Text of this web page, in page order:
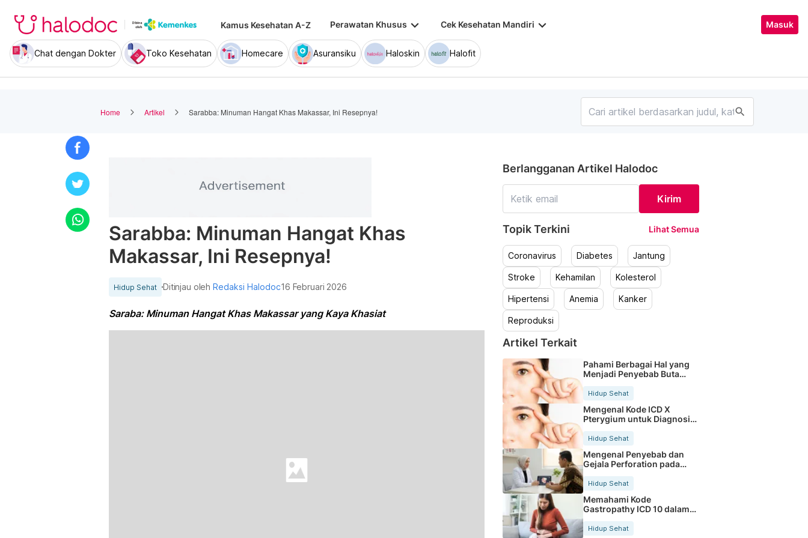
Kamus Kesehatan A-Z Perawatan Khusus keyboard_arrow_down Cek Kesehatan Mandiri keyboard_arrow_down Masuk
Chat dengan Dokter Toko Kesehatan Homecare Asuransiku Haloskin Halofit
Home Artikel Sarabba: Minuman Hangat Khas Makassar, Ini Resepnya! search
Sarabba: Minuman Hangat Khas
Makassar, Ini Resepnya!
Hidup Sehat Ditinjau olehRedaksi Halodoc16 Februari 2026
Saraba: Minuman Hangat Khas Makassar yang Kaya Khasiat
Berlangganan Artikel Halodoc
Kirim
Topik Terkini Lihat Semua
Coronavirus Diabetes Jantung
Stroke Kehamilan Kolesterol
Hipertensi Anemia Kanker
Reproduksi
Artikel Terkait
Pahami Berbagai Hal yang
Menjadi Penyebab Buta
Hidup Sehat
Mengenal Kode ICD X
Pterygium untuk Diagnosis
Hidup Sehat
Mengenal Penyebab dan
Gejala Perforation pada
Tubuh
Hidup Sehat
Memahami Kode
Gastropathy ICD 10 dalam
Rekam Medis Pasien
Hidup Sehat